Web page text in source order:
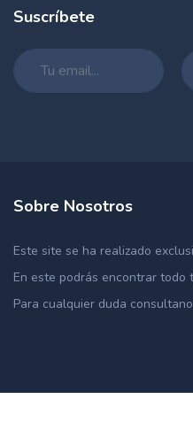
Suscríbete
Sobre Nosotros
Este site se ha realizado
En este podrás encontrar todo
Para cualquier duda